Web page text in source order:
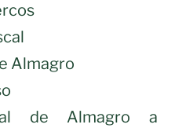
Almagro
de Almagro a